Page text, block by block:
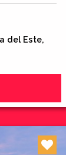
del Este,